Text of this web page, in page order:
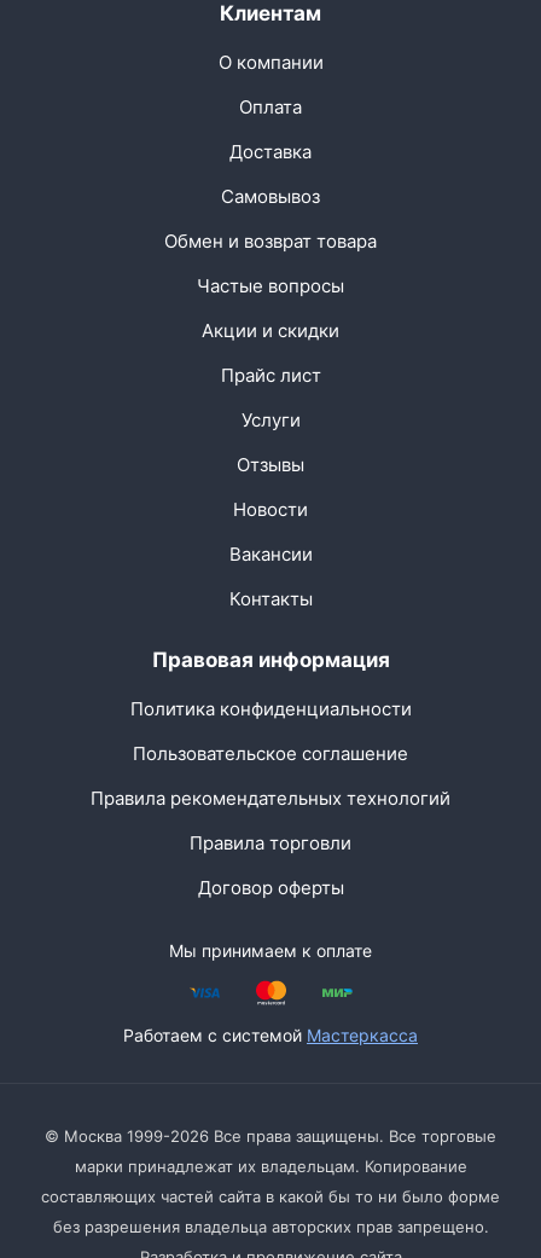
Клиентам
О компании
Оплата
Доставка
Самовывоз
Обмен и возврат товара
Частые вопросы
Акции и скидки
Прайс лист
Услуги
Отзывы
Новости
Вакансии
Контакты
Правовая информация
Политика конфиденциальности
Пользовательское соглашение
Правила рекомендательных технологий
Правила торговли
Договор оферты
Мы принимаем к оплате
Работаем с системой Мастеркасса
© Москва 1999-2026 Все права защищены. Все торговые
марки принадлежат их владельцам. Копирование
составляющих частей сайта в какой бы то ни было форме
без разрешения владельца авторских прав запрещено.